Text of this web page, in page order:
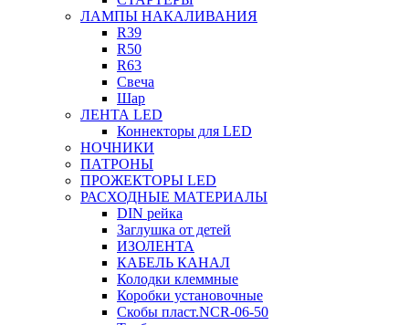
ЛАМПЫ НАКАЛИВАНИЯ
R39
R50
R63
Свеча
Шар
ЛЕНТА LED
Коннекторы для LED
НОЧНИКИ
ПАТРОНЫ
ПРОЖЕКТОРЫ LED
РАСХОДНЫЕ МАТЕРИАЛЫ
DIN рейка
Заглушка от детей
ИЗОЛЕНТА
КАБЕЛЬ КАНАЛ
Колодки клеммные
Коробки установочные
Скобы пласт.NCR-06-50